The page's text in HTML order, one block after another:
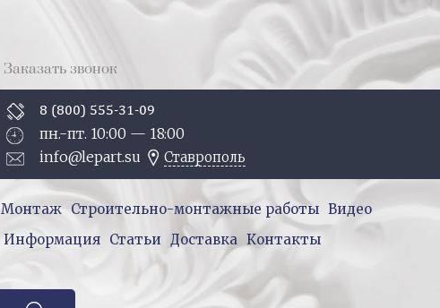
Заказать звонок
8 (800) 555-31-09
пн.-пт. 10:00 — 18:00
info@lepart.su
Ставрополь
Монтаж Строительно-монтажные работы Видео
Информация Статьи Доставка Контакты